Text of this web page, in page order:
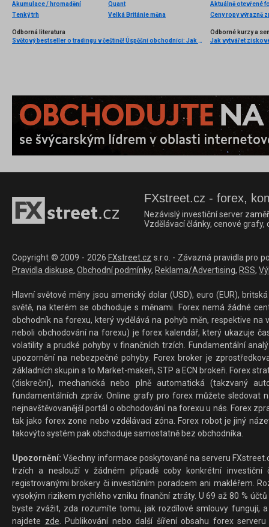
Akumulace / hromadění
Tenký trh
Quant
Velká Británie měna
Aktuálně otevřené
Ceny ropy výrazně
Odborná literatura
Světový bestseller o tradingu v češtině! Úspěšní obchodníci: Jak běžní lidé porážejí Wall Street v jeho vlastní hře
Odborné kurzy a
Jak vytvářet
FXstreet.cz - forex,
Nezávislý investiční server
Vzdělávací články, cenové
Copyright © 2009 - 2026 FXstreet.cz s.r.o. - Závazná pravidla pro
Pravidla diskuse, Obchodní podmínky, Reklama/Advertising, RSS,
Hlavní světové měny jsou americký dolar (USD), euro (EUR),
světě, na kterém se obchoduje s měnami. Forex nemá žádné
obchodník na forexu, který vydělává na pohyb měn, respektive
neboli obchodování na forexu) je forex kalendář, který ukazuje
volatility a prudké pohyby v finančních trzích. Fundamentální
upozornění na nebezpečné pohyby. Forex broker je
základních skupin a to Market-makeři, STP a ECN brokeři. Forex
(diskreční), mechanická nebo plně automatická (takzvaný
fundamentálních zpráv. Online grafy pro forex můžete sledovat
nejnavštěvovanější portál o obchodování na forexu u nás. Forex
tak jako forex zone nebo vzdělávací zóna. Forex robot je jiný
takovýto systém pak obchoduje samostatně bez obchodníka.
Upozornění: Všechny informace poskytované na serveru
trzích a neslouží v žádném případě coby konkrétní investiční
registrovanými brokery či investičním poradcem ani makléřem.
vysokým rizikem rychlého vzniku finanční ztráty. U 69 až 80 %
byste zvážit, zda rozumíte tomu, jak rozdílové smlouvy fungují,
najdete zde. Publikování nebo další šíření obsahu forex